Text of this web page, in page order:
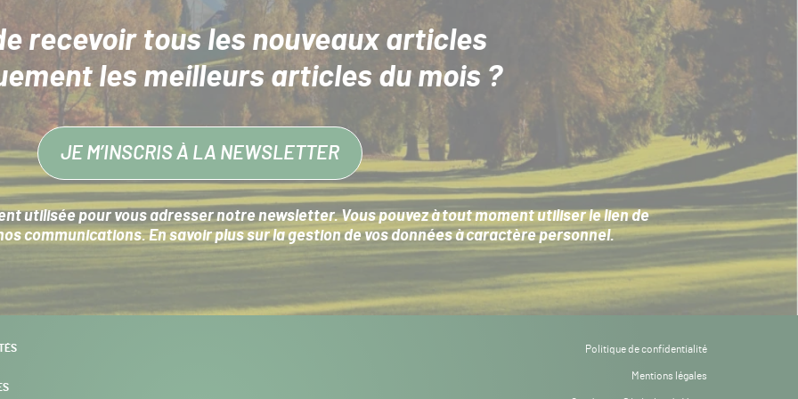
recevoir tous les nouveaux articles
les meilleurs articles du mois ?
JE M’INSCRIS À LA NEWSLETTER
utilisée pour vous adresser notre newsletter. Vous pouvez à tout moment utiliser le lien de
communications. En savoir plus sur lagestion de vos données à caractère personnel.
Politique de confidentialité
Mentions légales